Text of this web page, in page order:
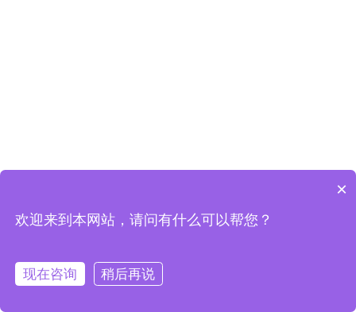
版权所有：吉林省左氏瑞康生物科技有限公司
×
欢迎来到本网站，请问有什么可以帮您？
现在咨询
稍后再说
在线咨询